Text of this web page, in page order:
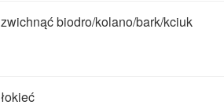
zwichnąć biodro/kolano/bark/kciuk
łokieć